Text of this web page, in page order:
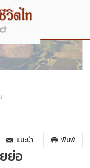
แนะนำ พิมพ์
ย่อ